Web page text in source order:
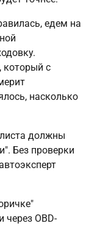
едем на
который с
насколько
должны
Без проверки
через OBD-